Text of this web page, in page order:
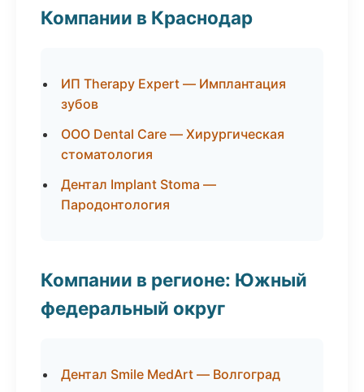
Компании в Краснодар
ИП Therapy Expert — Имплантация
зубов
ООО Dental Care — Хирургическая
стоматология
Дентал Implant Stoma —
Пародонтология
Компании в регионе: Южный
федеральный округ
Дентал Smile MedArt — Волгоград